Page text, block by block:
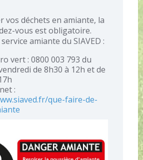
vos déchets en amiante, la
vous est obligatoire.
amiante du SIAVED :
vert : 0800 003 793 du
de 8h30 à 12h et de
:
que-faire-de-